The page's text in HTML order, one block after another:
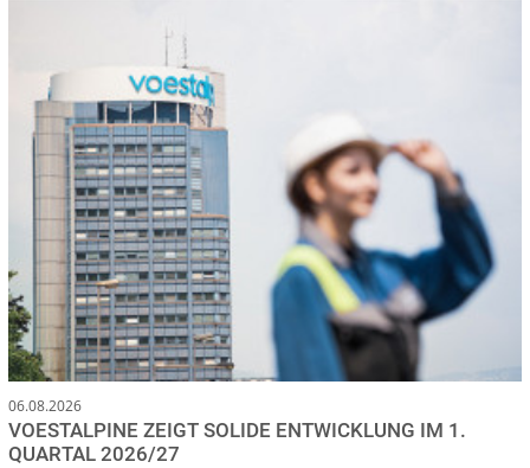
06.08.2026
VOESTALPINE ZEIGT SOLIDE ENTWICKLUNG IM 1.
QUARTAL 2026/27